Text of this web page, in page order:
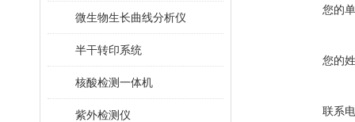
微生物生长曲线分析仪
半干转印系统
核酸检测一体机
紫外检测仪
您的
您的
联系